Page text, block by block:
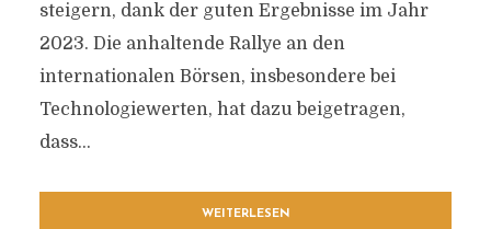
steigern, dank der guten Ergebnisse im Jahr
2023. Die anhaltende Rallye an den
internationalen Börsen, insbesondere bei
Technologiewerten, hat dazu beigetragen,
dass...
WEITERLESEN